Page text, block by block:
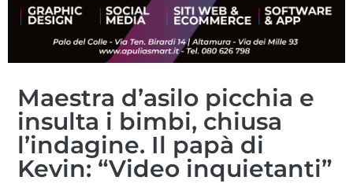
Maestra d’asilo picchia e
insulta i bimbi, chiusa
l’indagine. Il papà di
Kevin: “Video inquietanti”